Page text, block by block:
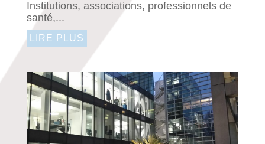
Institutions, associations, professionnels de
santé,...
LIRE PLUS